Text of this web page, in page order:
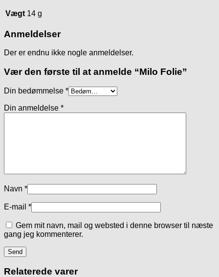
Vægt 14 g
Anmeldelser
Der er endnu ikke nogle anmeldelser.
Vær den første til at anmelde “Milo Folie”
Din bedømmelse *
Din anmeldelse *
Navn *
E-mail *
Gem mit navn, mail og websted i denne browser til næste
gang jeg kommenterer.
Relaterede varer